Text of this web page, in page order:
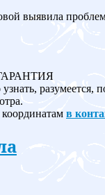
выявила
ГАРАНТИЯ
разумеется,
в